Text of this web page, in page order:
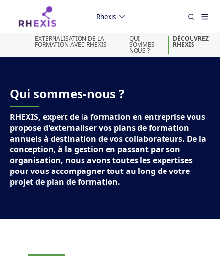
Rhexis
EXTERNALISATION DE LA
FORMATION AVEC RHEXIS
QUI
SOMMES-
NOUS ?
DÉCOUVREZ
RHEXIS
Qui sommes-nous ?
RHEXIS, expert de la formation en entreprise vous
propose d'externaliser vos plans de formation
annuels à destination de vos collaborateurs. De la
conception, à la gestion en passant par son
organisation, nous avons toutes les expertises
pour vous accompagner tout au long de votre
projet de plan de formation.